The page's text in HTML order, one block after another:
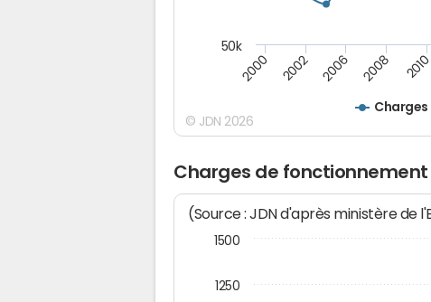
2000 2002 2006 2008 2010
50k
© JDN 2026
Charges de
(Source : JDN d'après ministère de
1250
1500